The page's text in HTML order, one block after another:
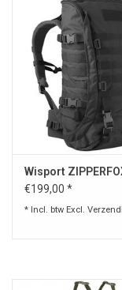
Wisport
€199,00 *
* Incl. btw Excl.